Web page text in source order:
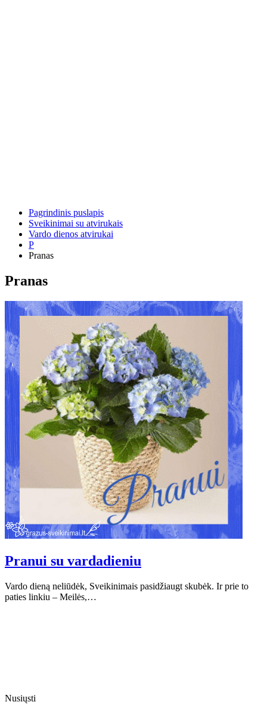
Pagrindinis puslapis
Sveikinimai su atvirukais
Vardo dienos atvirukai
P
Pranas
Pranas
Pranui su vardadieniu
Vardo dieną neliūdėk, Sveikinimais pasidžiaugt skubėk. Ir prie to
paties linkiu – Meilės,…
Nusiųsti